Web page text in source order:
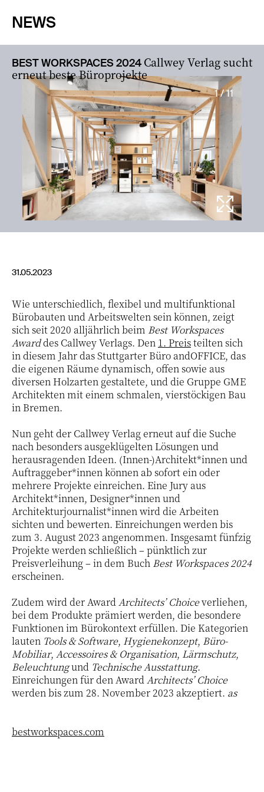
NEWS
BEST WORKSPACES 2024 Callwey Verlag sucht
erneut beste Büroprojekte
1 / 11
31.05.2023
Wie unterschiedlich, flexibel und multifunktional
Bürobauten und Arbeitswelten sein können, zeigt
sich seit 2020 alljährlich beim Best Workspaces
Awarddes Callwey Verlags. Den 1. Preisteilten sich
in diesem Jahr das Stuttgarter Büro andOFFICE, das
die eigenen Räume dynamisch, offen sowie aus
diversen Holzarten gestaltete, und die Gruppe GME
Architekten mit einem schmalen, vierstöckigen Bau
in Bremen.
Nun geht der Callwey Verlag erneut auf die Suche
nach besonders ausgeklügelten Lösungen und
herausragenden Ideen. (Innen-)Architekt*innen und
Auftraggeber*innen können ab sofort ein oder
mehrere Projekte einreichen. Eine Jury aus
Architekt*innen, Designer*innen und
Architekturjournalist*innen wird die Arbeiten
sichten und bewerten. Einreichungen werden bis
zum 3. August 2023 angenommen. Insgesamt fünfzig
Projekte werden schließlich – pünktlich zur
Preisverleihung – in dem Buch Best Workspaces 2024
erscheinen.
Zudem wird der Award Architects’ Choiceverliehen,
bei dem Produkte prämiert werden, die besondere
Funktionen im Bürokontext erfüllen. Die Kategorien
lauten Tools & Software, Hygienekonzept, Büro-
Mobiliar, Accessoires & Organisation, Lärmschutz,
Beleuchtungund Technische Ausstattung.
Einreichungen für den Award Architects’ Choice
werden bis zum 28. November 2023 akzeptiert. as
bestworkspaces.com